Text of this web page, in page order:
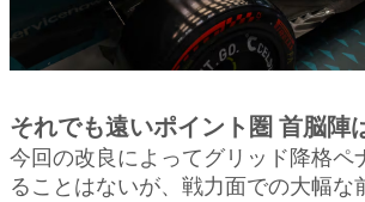
それでも遠いポイント圏 首脳陣
今回の改良によってグリッド降格ペ
ることはないが、戦力面での大幅な